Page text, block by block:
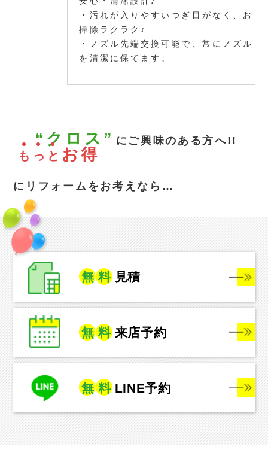
・汚れが入りやすいつぎ目がなく、お
掃除ラクラク♪
・ノズル先端交換可能で、常にノズル
を清潔に保てます。
“クロス” にご興味のある方へ!!
も っ と お得
にリフォームをお考えなら…
無 料 見積
無 料 来店予約
無 料 LINE予約